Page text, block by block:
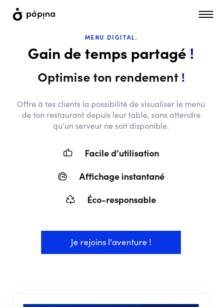
MENU DIGITAL.
Gain de temps partagé !
Optimise ton rendement !
Offre à tes clients la possibilité de visualiser le menu
de ton restaurant depuis leur table, sans attendre
qu’un serveur ne soit disponible.
Facile d’utilisation
Affichage instantané
Éco-responsable
Je rejoins l'aventure !